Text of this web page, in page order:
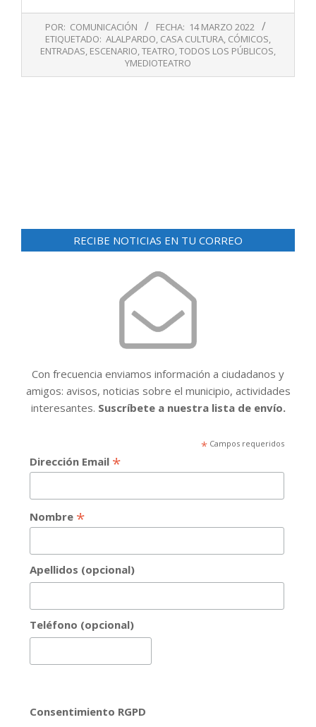
POR: COMUNICACIÓN FECHA: 14 MARZO 2022
ETIQUETADO: ALALPARDO, CASA CULTURA, CÓMICOS,
ENTRADAS, ESCENARIO,TEATRO,TODOS LOS PÚBLICOS,
YMEDIOTEATRO
RECIBE NOTICIAS EN TU CORREO
Con frecuencia enviamos información a ciudadanos y
amigos: avisos, noticias sobre el municipio, actividades
interesantes. Suscríbete a nuestra lista de envío.
*Campos requeridos
Dirección Email *
Nombre *
Apellidos (opcional)
Teléfono (opcional)
Consentimiento RGPD